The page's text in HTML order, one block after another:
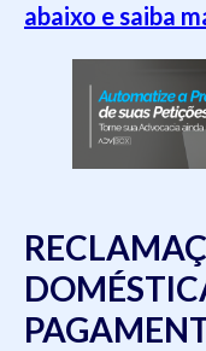
abaixo e saiba